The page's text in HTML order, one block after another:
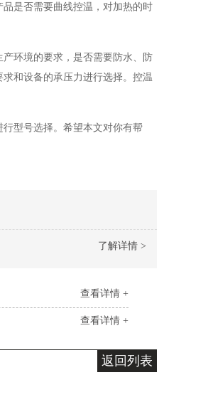
是否需要曲线控温，对加热的时
环境的要求，是否需要防水、防
和设备的承压力进行选择。控温
型号选择。希望本文对你有帮
了解详情 >
查看详情 +
查看详情 +
返回列表